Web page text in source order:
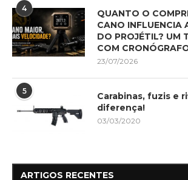
4
QUANTO O
CANO INFLUENCIA
DO PROJÉTIL? UM
COM
23/07/2026
5
Carabinas, fuzis e
diferença!
03/03/2020
ARTIGOS RECENTES